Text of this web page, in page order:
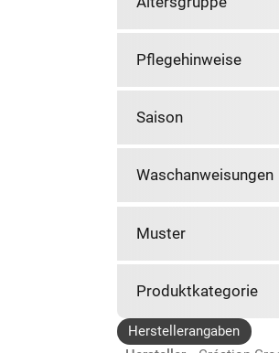
Pflegehinweise
Saison
Waschanweisungen
Muster
Produktkategorie
Herstellerangaben